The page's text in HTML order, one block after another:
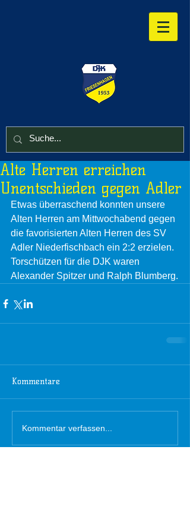
Alte Herren erreichen
Unentschieden gegen Adler
Etwas überraschend konnten unsere
Alten Herren am Mittwochabend gegen
die favorisierten Alten Herren des SV
Adler Niederfischbach ein 2:2 erzielen.
Torschützen für die DJK waren
Alexander Spitzer und Ralph Blumberg.
Kommentare
Kommentar verfassen...